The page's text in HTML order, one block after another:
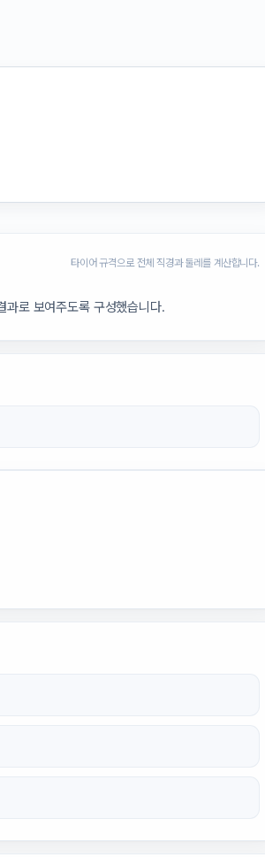
타이어 규격으로 전체 직경과 둘레를 계산합니다.
과로 보여주도록 구성했습니다.